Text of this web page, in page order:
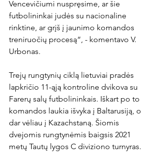
Vencevičiumi nuspręsime, ar šie
futbolininkai judės su nacionaline
rinktine, ar grįš į jaunimo komandos
treniruočių procesą“, - komentavo V.
Urbonas.
Trejų rungtynių ciklą lietuviai pradės
lapkričio 11-ąją kontroline dvikova su
Farerų salų futbolininkais. Iškart po to
komandos laukia išvyka į Baltarusiją, o
dar vėliau į Kazachstaną. Šiomis
dvejomis rungtynėmis baigsis 2021
metų Tautų lygos C diviziono turnyras.